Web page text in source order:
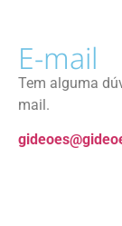
E-mail
Tem alguma
mail.